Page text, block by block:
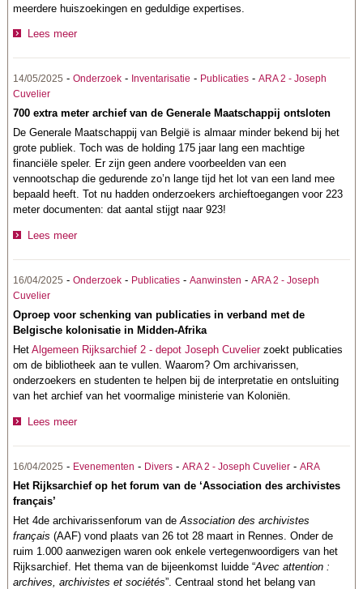
meerdere huiszoekingen en geduldige expertises.
Lees meer
14/05/2025 -Onderzoek - Inventarisatie - Publicaties -ARA 2 - Joseph
Cuvelier
700 extra meter archief van de Generale Maatschappij ontsloten
De Generale Maatschappij van België is almaar minder bekend bij het
grote publiek. Toch was de holding 175 jaar lang een machtige
financiële speler. Er zijn geen andere voorbeelden van een
vennootschap die gedurende zo’n lange tijd het lot van een land mee
bepaald heeft. Tot nu hadden onderzoekers archieftoegangen voor 223
meter documenten: dat aantal stijgt naar 923!
Lees meer
16/04/2025 -Onderzoek - Publicaties -Aanwinsten -ARA 2 - Joseph
Cuvelier
Oproep voor schenking van publicaties in verband met de
Belgische kolonisatie in Midden-Afrika
HetAlgemeen Rijksarchief 2 - depot Joseph Cuvelierzoekt publicaties
om de bibliotheek aan te vullen. Waarom? Om archivarissen,
onderzoekers en studenten te helpen bij de interpretatie en ontsluiting
van het archief van het voormalige ministerie van Koloniën.
Lees meer
16/04/2025 - Evenementen - Divers -ARA 2 - Joseph Cuvelier -ARA
Het Rijksarchief op het forum van de ‘Association des archivistes
français’
Het 4de archivarissenforum van deAssociation des archivistes
français (AAF) vond plaats van 26 tot 28 maart in Rennes. Onder de
ruim 1.000 aanwezigen waren ook enkele vertegenwoordigers van het
Rijksarchief. Het thema van de bijeenkomst luidde “Avec attention :
archives, archivistes et sociétés”. Centraal stond het belang van